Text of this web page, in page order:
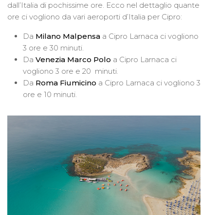
dall’Italia di pochissime ore. Ecco nel dettaglio quante
ore ci vogliono da vari aeroporti d’Italia per Cipro:
Da Milano Malpensa a Cipro Larnaca ci vogliono
3 ore e 30 minuti.
Da Venezia Marco Polo a Cipro Larnaca ci
vogliono 3 ore e 20 minuti.
Da Roma Fiumicino a Cipro Larnaca ci vogliono 3
ore e 10 minuti.